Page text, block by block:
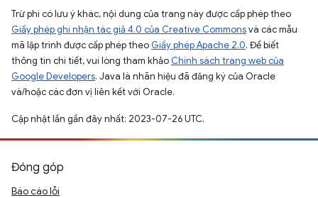
Trừ phi có lưu ý khác, nội dung của trang này được cấp phép theo
Giấy phép ghi nhận tác giả 4.0 của Creative Commonsvà các mẫu
mã lập trình được cấp phép theo Giấy phép Apache 2.0. Để biết
thông tin chi tiết, vui lòng tham khảo Chính sách trang web của
Google Developers. Java là nhãn hiệu đã đăng ký của Oracle
và/hoặc các đơn vị liên kết với Oracle.
Cập nhật lần gần đây nhất: 2023-07-26 UTC.
Đóng góp
Báo cáo lỗi